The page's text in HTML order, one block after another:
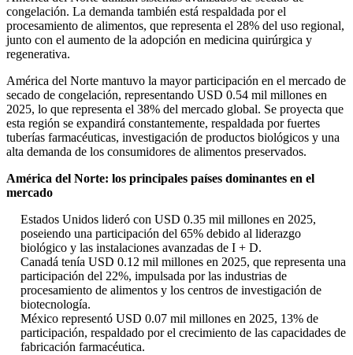
congelación. La demanda también está respaldada por el
procesamiento de alimentos, que representa el 28% del uso regional,
junto con el aumento de la adopción en medicina quirúrgica y
regenerativa.
América del Norte mantuvo la mayor participación en el mercado de
secado de congelación, representando USD 0.54 mil millones en
2025, lo que representa el 38% del mercado global. Se proyecta que
esta región se expandirá constantemente, respaldada por fuertes
tuberías farmacéuticas, investigación de productos biológicos y una
alta demanda de los consumidores de alimentos preservados.
América del Norte: los principales países dominantes en el
mercado
Estados Unidos lideró con USD 0.35 mil millones en 2025,
poseiendo una participación del 65% debido al liderazgo
biológico y las instalaciones avanzadas de I + D.
Canadá tenía USD 0.12 mil millones en 2025, que representa una
participación del 22%, impulsada por las industrias de
procesamiento de alimentos y los centros de investigación de
biotecnología.
México representó USD 0.07 mil millones en 2025, 13% de
participación, respaldado por el crecimiento de las capacidades de
fabricación farmacéutica.